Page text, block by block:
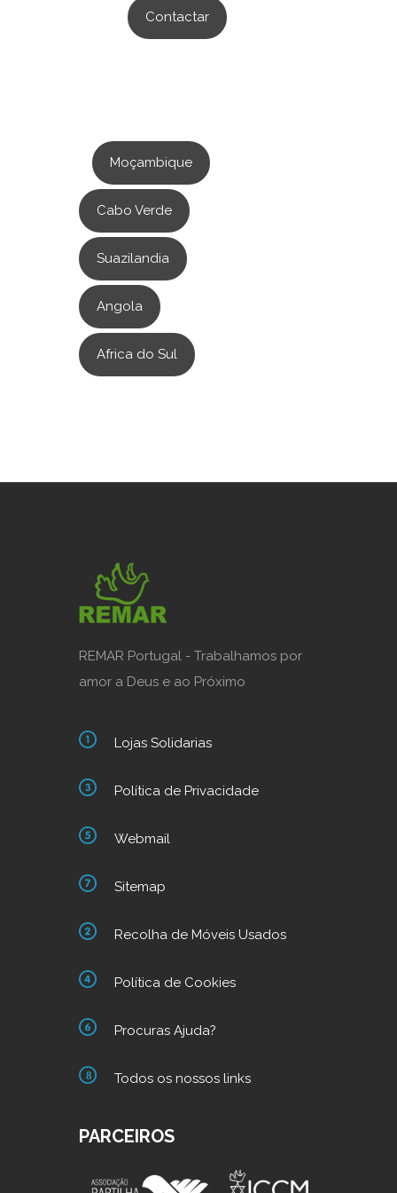
Contactar
Moçambique
Cabo Verde
Suazilandia
Angola
Africa do Sul
REMAR Portugal - Trabalhamos por
amor a Deus e ao Próximo
Lojas Solidarias
Política de Privacidade
Webmail
Sitemap
Recolha de Móveis Usados
Política de Cookies
Procuras Ajuda?
Todos os nossos links
PARCEIROS